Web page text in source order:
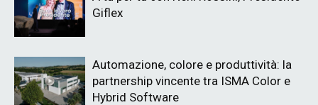
Giflex
Automazione, colore e produttività: la
partnership vincente tra ISMA Color e
Hybrid Software